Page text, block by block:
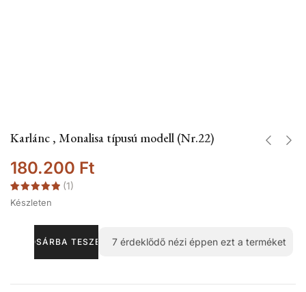
Karlánc , Monalisa típusú modell (Nr.22)
180.200 Ft
Értékelés
5.00az 5-
1
értékelés
(1)
Készleten
KOSÁRBA TESZEM 7érdeklődő nézi éppen ezt a terméket